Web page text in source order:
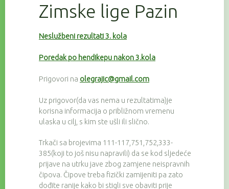
Zimske lige Pazin
Neslužbeni rezultati 3. kola
Poredak po hendikepu nakon 3.kola
Prigovori na olegrajic@gmail.com
Uz prigovor(da vas nema u rezultatima)je
korisna informacija o približnom vremenu
ulaska u cilj, s kim ste ušli ili slično.
Trkači sa brojevima 111-117,751,752,333-
385(koji to još nisu napravili) da se kod sljedeće
prijave na utrku jave zbog zamjene neispravnih
čipova. Čipove treba fizički zamijeniti pa zato
dođite ranije kako bi stigli sve obaviti prije